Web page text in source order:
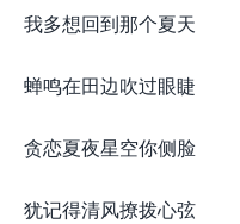
我多想回到那个夏天
蝉鸣在田边吹过眼睫
贪恋夏夜星空你侧脸
犹记得清风撩拨心弦